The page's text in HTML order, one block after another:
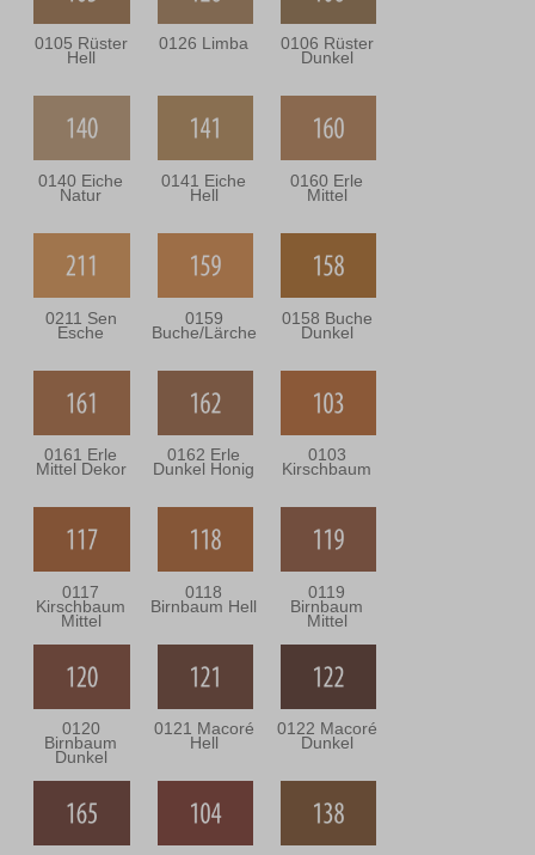
0105 Rüster
Hell
0126 Limba 0106 Rüster
Dunkel
0140 Eiche
Natur
0141 Eiche
Hell
0160 Erle
Mittel
0211 Sen
Esche
0159
Buche/Lärche
0158 Buche
Dunkel
0161 Erle
Mittel Dekor
0162 Erle
Dunkel Honig
0103
Kirschbaum
0117
Kirschbaum
Mittel
0118
Birnbaum Hell
0119
Birnbaum
Mittel
0120
Birnbaum
Dunkel
0121 Macoré
Hell
0122 Macoré
Dunkel